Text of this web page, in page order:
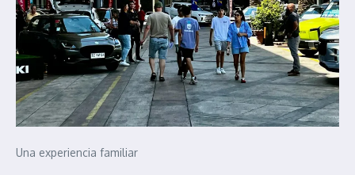
Una experiencia familiar